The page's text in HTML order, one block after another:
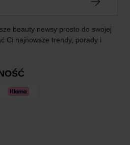
beauty newsy prosto do swojej
Ci najnowsze trendy, porady i